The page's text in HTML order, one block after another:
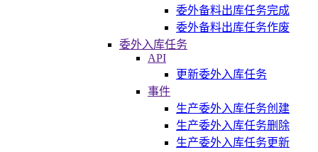
委外备料出库任务完成
委外备料出库任务作废
委外入库任务
API
更新委外入库任务
事件
生产委外入库任务创建
生产委外入库任务删除
生产委外入库任务更新